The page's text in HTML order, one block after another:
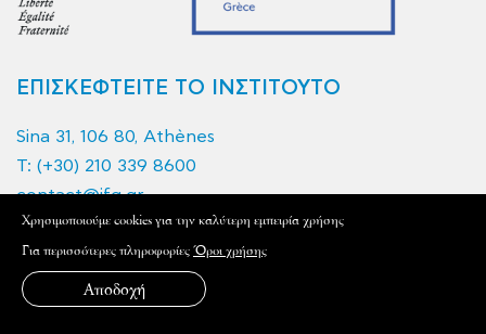
ΕΠΙΣΚΕΦΤΕΙΤΕ ΤΟ ΙΝΣΤΙΤΟΥΤΟ
Sina 31, 106 80, Athènes
T: (+30) 210 339 8600
contact@ifg.gr
Ωράριο επικοινωνίας: ΔΕΥΤΕΡΑ-ΠΑΡΑΣΚΕΥΗ από
09:00 - 17:00 | Ωράριο λειτουργίας: ΔΕΥΤΕΡΑ-
ΠΑΡΑΣΚΕΥΗ από τις 09:00 έως τις 20:00, ΣΑΒΒΑΤΟ
από τις 09:00 έως τις 15:00
Xρησιμοποιούμε cookies για την καλύτερη εμπειρία χρήσης
Για περισσότερες πληροφορίεςΌροι χρήσης
Αποδοχή